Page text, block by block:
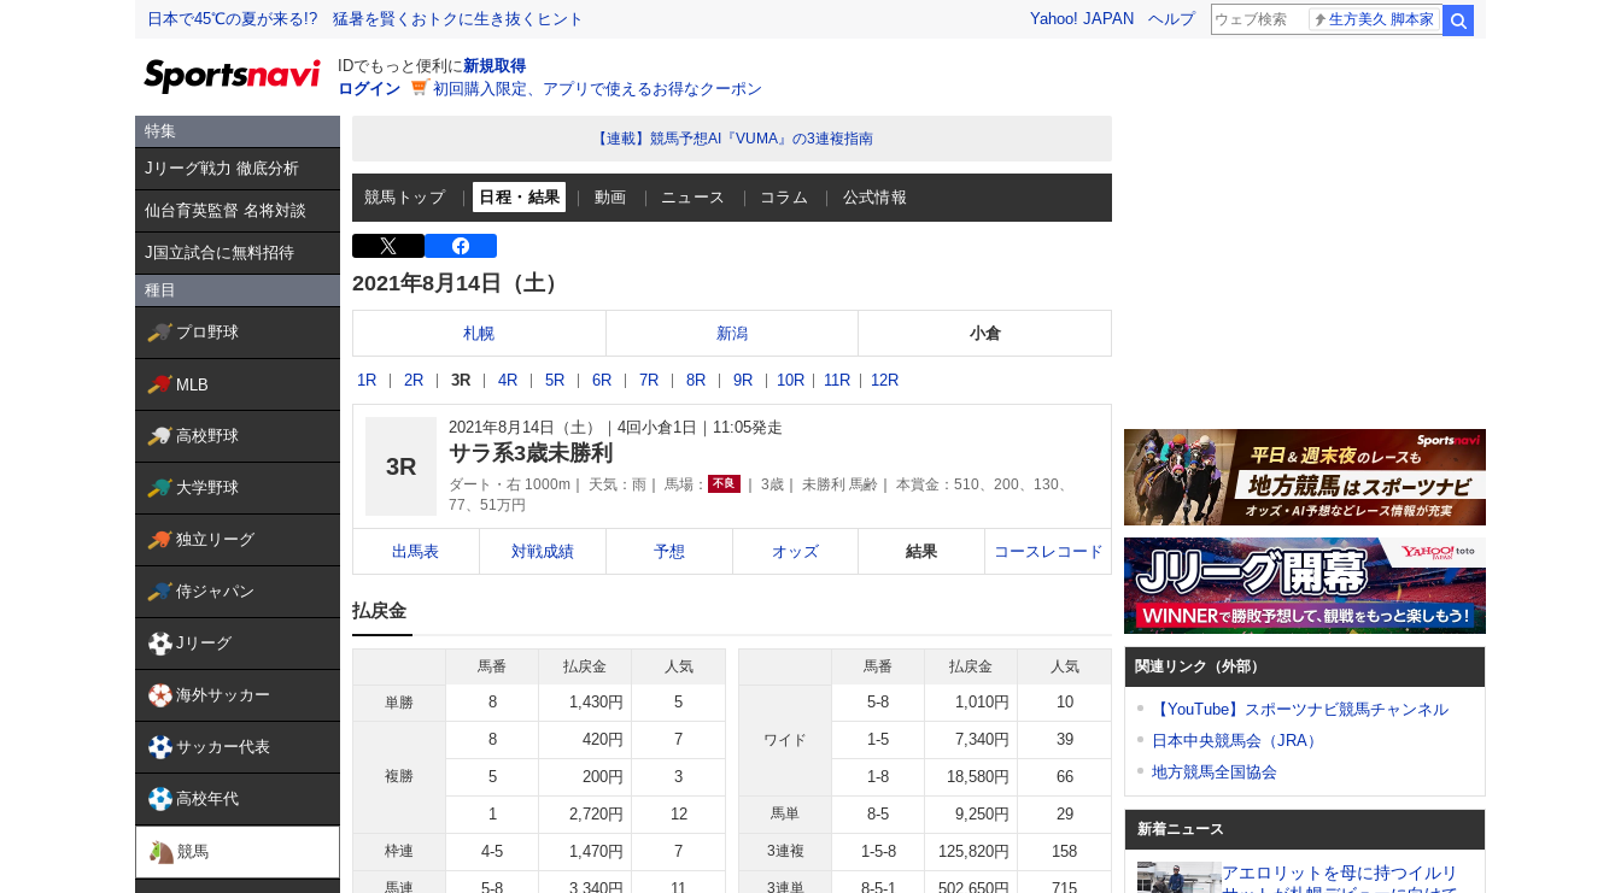
日本で45℃の夏が来る!? 猛暑を賢くおトクに生き抜くヒント Yahoo! JAPAN ヘルプ 生方美久 脚本家
IDでもっと便利に新規取得
ログイン
初回購入限定、アプリで使えるお得なクーポン
特集
Jリーグ戦力 徹底分析
仙台育英監督 名将対談
J国立試合に無料招待
種目
プロ野球
MLB
高校野球
大学野球
独立リーグ
侍ジャパン
Jリーグ
海外サッカー
サッカー代表
高校年代
競馬
【連載】競馬予想AI『VUMA』の3連複指南
競馬トップ 日程・結果 動画 ニュース コラム 公式情報
2021年8月14日（土）
札幌 新潟 小倉
1R 2R 3R 4R 5R 6R 7R 8R 9R 10R 11R 12R
3R
2021年8月14日（土） 4回小倉1日 11:05発走
サラ系3歳未勝利
ダート・右 1000m 天気： 雨 馬場： 不良 3歳 未勝利 馬齢
本賞金：510、200、130、
77、51万円
出馬表 対戦成績 予想 オッズ 結果 コースレコード
払戻金
馬番 払戻金 人気
単勝 8 1,430円 5
複勝
8 420円 7
5 200円 3
1 2,720円 12
枠連 4-5 1,470円 7
馬連 5-8 3,340円 11
馬番 払戻金 人気
ワイド
5-8 1,010円 10
1-5 7,340円 39
1-8 18,580円 66
馬単 8-5 9,250円 29
3連複 1-5-8 125,820円 158
3連単 8-5-1 502,650円 715
関連リンク（外部）
【YouTube】スポーツナビ競馬チャンネル
日本中央競馬会（JRA）
地方競馬全国協会
新着ニュース
アエロリットを母に持つイルリ